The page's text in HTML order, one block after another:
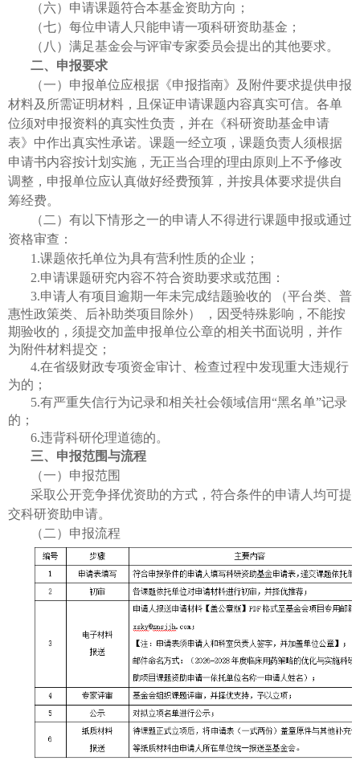
（六） 申请课题符合本基金资助方向；
（七） 每位申请人只能申请一项科研资助基金；
（八） 满足基金会与评审专家委员会提出的其他要求。
二、申报要求
（一）申报单位应根据《申报指南》及附件要求提供申报
材料及所需证明材料，且保证申请课题内容真实可信。各单
位须对申报资料的真实性负责，并在《科研资助基金申请
表》中作出真实性承诺。课题一经立项，课题负责人须根据
申请书内容按计划实施，无正当合理的理由原则上不予修改
调整，申报单位应认真做好经费预算，并按具体要求提供自
筹经费。
（二）有以下情形之一的申请人不得进行课题申报或通过
资格审查：
1.课题依托单位为具有营利性质的企业；
2.申请课题研究内容不符合资助要求或范围：
3.申请人有项目逾期一年未完成结题验收的 （平台类、普
惠性政策类、后补助类项目除外） ，因受特殊影响，不能按
期验收的，须提交加盖申报单位公章的相关书面说明，并作
为附件材料提交；
4.在省级财政专项资金审计、检查过程中发现重大违规行
为的；
5.有严重失信行为记录和相关社会领域信用“黑名单”记录
的；
6.违背科研伦理道德的。
三、申报范围与流程
（一）申报范围
采取公开竞争择优资助的方式，符合条件的申请人均可提
交科研资助申请。
（二）申报流程